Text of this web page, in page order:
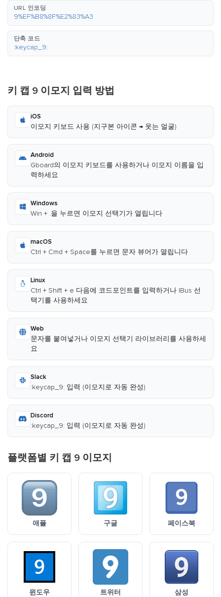
URL 인코딩
9%EF%B8%8F%E2%83%A3
단축 코드
:keycap_9:
키 캡 9 이모지 입력 방법
iOS
이모지 키보드 사용 (지구본 아이콘 → 웃는 얼굴)
Android
Gboard의 이모지 키보드를 사용하거나 이모지 이름을 입
력하세요
Windows
Win + .을 누르면 이모지 선택기가 열립니다
macOS
Ctrl + Cmd + Space를 누르면 문자 뷰어가 열립니다
Linux
Ctrl + Shift + e 다음에 코드포인트를 입력하거나 IBus 선
택기를 사용하세요
Web
문자를 붙여넣거나 이모지 선택기 라이브러리를 사용하세
요
Slack
:keycap_9: 입력 (이모지로 자동 완성)
Discord
:keycap_9: 입력 (이모지로 자동 완성)
플랫폼별 키 캡 9 이모지
애플 구글 페이스북
윈도우 트위터 삼성